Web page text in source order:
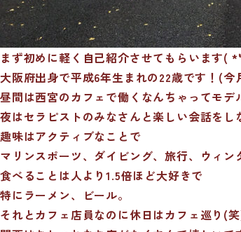
まず初めに軽く自己紹介させてもらいます(
大阪府出身で平成6年生まれの22歳です！(今
昼間は西宮のカフェで働くなんちゃってモデ
夜はセラピストのみなさんと楽しい会話をし
趣味はアクティブなことで
マリンスポーツ、ダイビング、旅行、ウィン
食べることは人より1.5倍ほど大好きで
特にラーメン、ビール。
それとカフェ店員なのに休日はカフェ巡り(